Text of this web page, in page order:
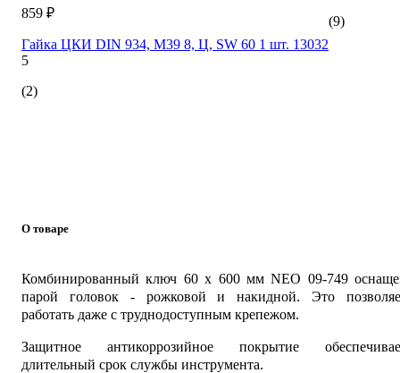
859 ₽
Гайка ЦКИ DIN 934, М39 8, Ц, SW 60 1 шт. 13032
5
(2)
(9)
О товаре
Комбинированный ключ 60 x 600 мм NEO 09-749
парой головок - рожковой и накидной. Это
работать даже с труднодоступным крепежом.
Защитное антикоррозийное покрытие
длительный срок службы инструмента.